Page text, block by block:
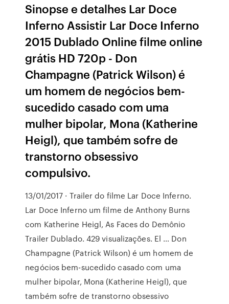
Sinopse e detalhes Lar Doce
Inferno Assistir Lar Doce Inferno
2015 Dublado Online filme online
grátis HD 720p - Don
Champagne (Patrick Wilson) é
um homem de negócios bem-
sucedido casado com uma
mulher bipolar, Mona (Katherine
Heigl), que também sofre de
transtorno obsessivo
compulsivo.
13/01/2017 · Trailer do filme Lar Doce Inferno.
Lar Doce Inferno um filme de Anthony Burns
com Katherine Heigl, As Faces do Demônio
Trailer Dublado. 429 visualizações. El … Don
Champagne (Patrick Wilson) é um homem de
negócios bem-sucedido casado com uma
mulher bipolar, Mona (Katherine Heigl), que
também sofre de transtorno obsessivo